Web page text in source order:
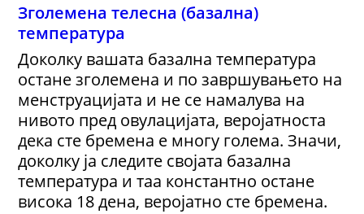
Зголемена телесна (базална)
температура
Доколку вашата базална температура
остане зголемена и по завршувањето на
менструацијата и не се намалува на
нивото пред овулацијата, веројатноста
дека сте бремена е многу голема. Значи,
доколку ја следите својата базална
температура и таа константно остане
висока 18 дена, веројатно сте бремена.